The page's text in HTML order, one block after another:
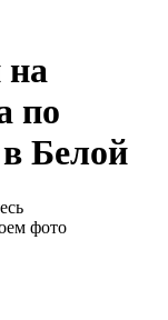
на
по
Белой
фото